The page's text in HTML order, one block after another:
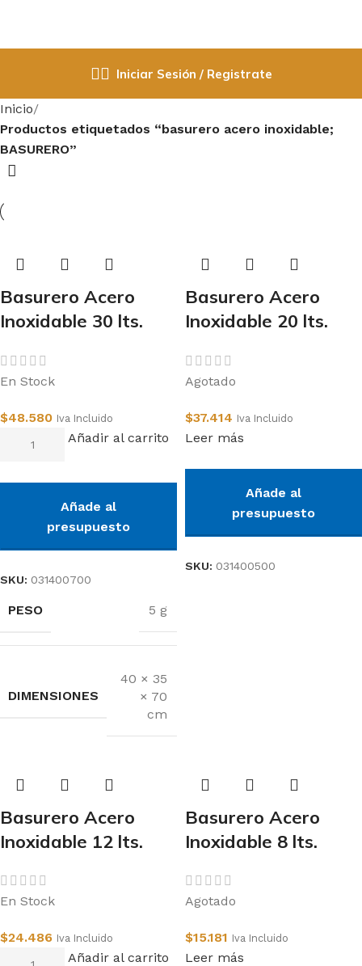
Iniciar Sesión / Registrate
Inicio
Productos etiquetados “basurero acero inoxidable;
BASURERO”
Basurero Acero
Inoxidable 30 lts.
En Stock
$48.580 Iva Incluido
Añadir al carrito
Añade al
presupuesto
SKU: 031400700
PESO 5 g
DIMENSIONES
40 × 35
× 70
cm
Basurero Acero
Inoxidable 20 lts.
Agotado
$37.414 Iva Incluido
Leer más
Añade al
presupuesto
SKU: 031400500
Basurero Acero
Inoxidable 12 lts.
En Stock
$24.486 Iva Incluido
Añadir al carrito
Basurero Acero
Inoxidable 8 lts.
Agotado
$15.181 Iva Incluido
Leer más